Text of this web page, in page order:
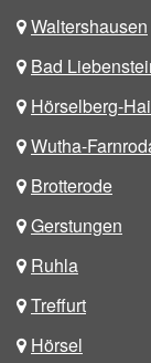
Waltershausen
Bad
Hörselberg-
Wutha-
Brotterode
Gerstungen
Ruhla
Treffurt
Hörsel